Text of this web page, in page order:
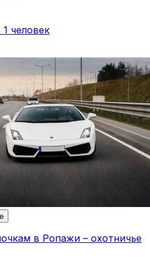
человек
в Ропажи – охотничье